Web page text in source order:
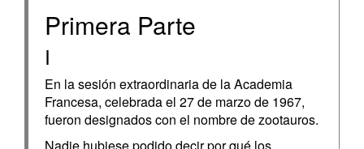
Primera Parte
I
En la sesión extraordinaria de la Academia
Francesa, celebrada el 27 de marzo de 1967,
fueron designados con el nombre de zootauros.